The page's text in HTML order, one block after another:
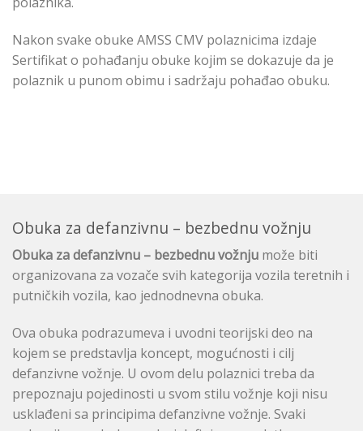
Nakon svake obuke AMSS CMV polaznicima izdaje
Sertifikat o pohađanju obuke kojim se dokazuje da je
polaznik u punom obimu i sadržaju pohađao obuku.
Obuka za defanzivnu – bezbednu vožnju
Obuka za defanzivnu – bezbednu vožnju može biti
organizovana za vozače svih kategorija vozila teretnih i
putničkih vozila, kao jednodnevna obuka.
Ova obuka podrazumeva i uvodni teorijski deo na
kojem se predstavlja koncept, mogućnosti i cilj
defanzivne vožnje. U ovom delu polaznici treba da
prepoznaju pojedinosti u svom stilu vožnje koji nisu
usklađeni sa principima defanzivne vožnje. Svaki